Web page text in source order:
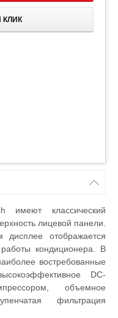
КЛИК
имеют классический
лицевой панели.
дисплее отображается
кондиционера. В
востребованные
DC-
объемное
фильтрация